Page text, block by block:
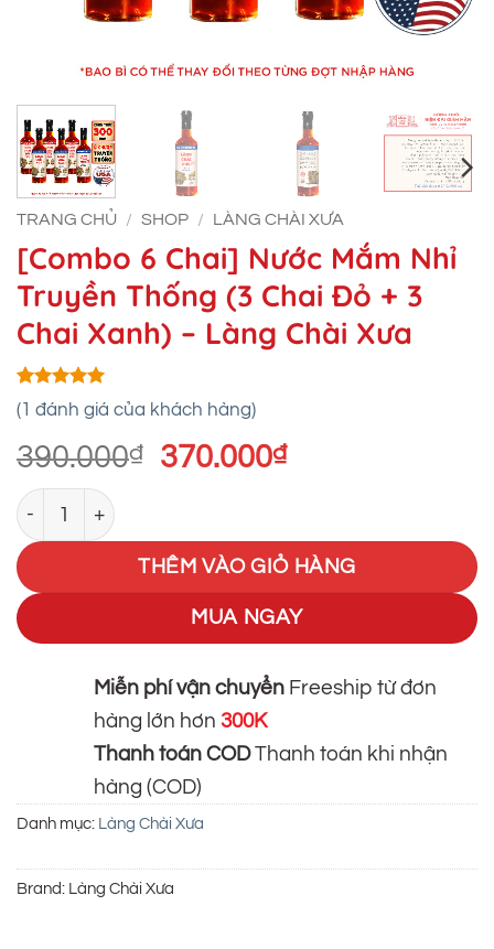
TRANG CHỦ / SHOP / LÀNG CHÀI XƯA
[Combo 6 Chai] Nước Mắm Nhỉ
Truyền Thống (3 Chai Đỏ + 3
Chai Xanh) – Làng Chài Xưa
5trên 5
dựa trên
1
(1 đánh giá của khách hàng)
390.000₫
Giá
390.000₫.
370.000₫Giá
là:
370.000₫.
[Combo 6 Chai] Nước Mắm Nhỉ Truyền Thống (3 Chai
THÊM VÀO GIỎ HÀNG
MUA NGAY
Miễn phí vận chuyểnFreeship từ đơn
hàng lớn hơn 300K
Thanh toán CODThanh toán khi nhận
hàng (COD)
Danh mục: Làng Chài Xưa
Brand: Làng Chài Xưa